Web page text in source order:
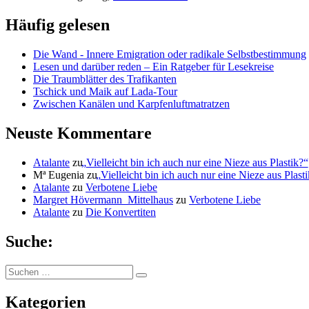
Häufig gelesen
Die Wand - Innere Emigration oder radikale Selbstbestimmung
Lesen und darüber reden – Ein Ratgeber für Lesekreise
Die Traumblätter des Trafikanten
Tschick und Maik auf Lada-Tour
Zwischen Kanälen und Karpfenluftmatratzen
Neuste Kommentare
Atalante zu
„Vielleicht bin ich auch nur eine Nieze aus Plastik?“
Mª Eugenia zu
„Vielleicht bin ich auch nur eine Nieze aus
Atalante zu Verbotene Liebe
Margret Hövermann_Mittelhaus zu Verbotene Liebe
Atalante zu Die Konvertiten
Suche:
Suchen
nach:
Suchen
Kategorien